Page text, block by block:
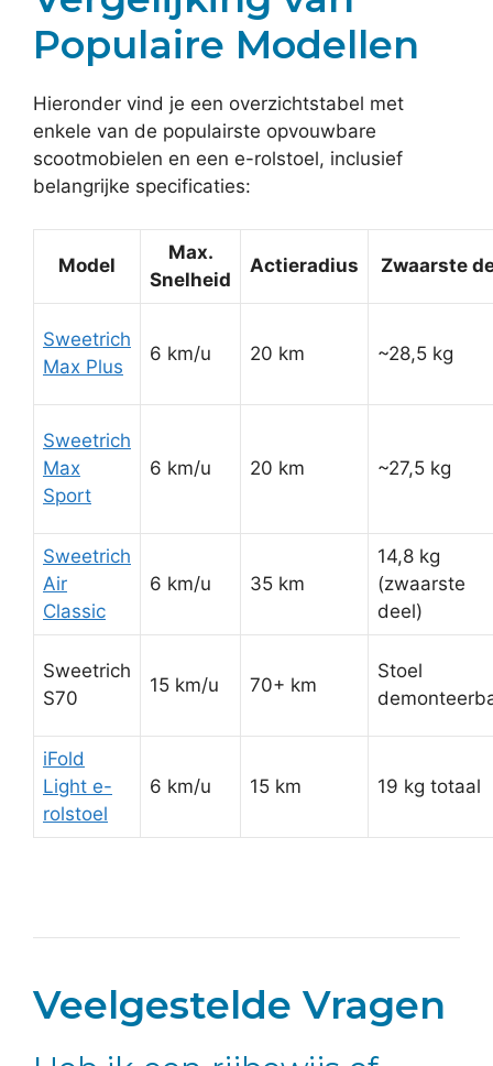
Populaire Modellen
Hieronder vind je een overzichtstabel met
enkele van de populairste opvouwbare
scootmobielen en een e-rolstoel, inclusief
belangrijke specificaties:
Model
Max.
Snelheid
Actieradius Zwaarste
Sweetrich
Max Plus
6 km/u 20 km ~28,5 kg
Sweetrich
Max
Sport
6 km/u 20 km ~27,5 kg
Sweetrich
Air
Classic
6 km/u 35 km
14,8 kg
(zwaarste
deel)
Sweetrich
S70
15 km/u 70+ km
Stoel
iFold
Light e-
rolstoel
6 km/u 15 km 19 kg totaal
Veelgestelde Vragen